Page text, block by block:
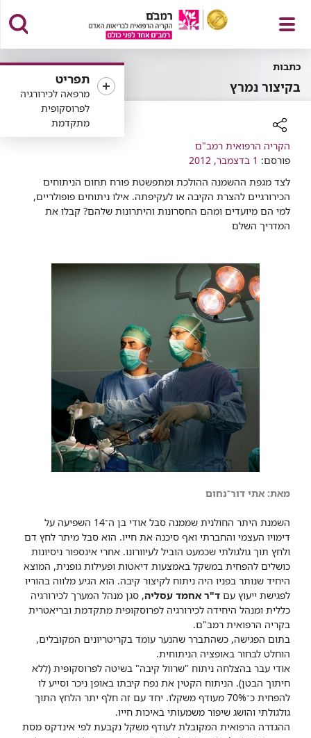
פתח
תפריט
תפריט
מרפאה לכירורגיה
לפרוסקופית
מתקדמת
כתבות
בקיצור נמרץ
רכיב
שיתוף
הקריה הרפואית רמב"ם
פורסם: 1 בדצמבר, 2012
לצד מגפת ההשמנה ההולכת ומתפשטת פורח תחום הניתוחים
הכירורגיים להצרת הקיבה או לעקיפתה. אילו ניתוחים פופולריים,
למי הם מיועדים ומהם החסרונות והיתרונות שלהם? קבלו את
המדריך השלם
מאת: אתי דור־נחום
השמנת היתר החולנית שממנה סבל אודי בן ה־14 השפיעה על
דימויו העצמי והחברתי ואף סיכנה את חייו. הוא סבל מיתר לחץ דם
ולחץ תוך גולגולתי שכמעט הוביל לעיוורונו. אחרי אינספור ניסיונות
כושלים להפחית במשקל באמצעות דיאטות ופעילות גופנית, המוצא
היחיד שנותר בפניו היה ניתוח לקיצור קיבה. הוא הגיע מלווה בהוריו
לפגישת ייעוץ עם ד"ר אחמד עסליה, סגן מנהל המערך לכירורגיה
כללית ומנהל היחידה לכירורגיה לפרוסקופית מתקדמת ובריאטרית
בקריה הרפואית רמב"ם.
בתום הפגישה, כשהתברר שהנער עומד בקריטריונים המקובלים,
הוחלט לבחור באופציה הניתוחית.
אודי עבר בהצלחה ניתוח "שרוול קיבה" בשיטה לפרוסקופית (ללא
חיתוך הבטן). הניתוח הקטין את נפח קיבתו באופן ניכר וסייע לו
להפחית כ־70% מעודף משקלו. יחד עם זה חלף יתר הלחץ התוך
גולגולתי והושג שיפור משמעותי באיכות חייו.
ההגדרה הרפואית המקובלת לעודף משקל נקבעת לפי אינדקס מסת